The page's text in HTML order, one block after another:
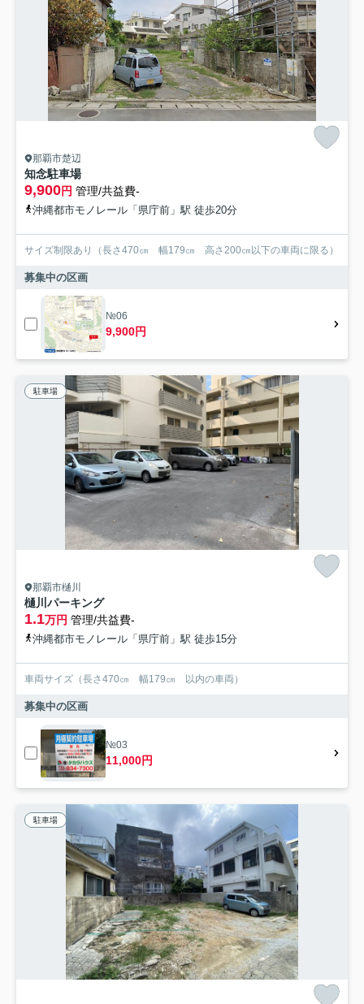
那覇市楚辺
知念駐車場
9,900円 管理/共益費-
沖縄都市モノレール「県庁前」駅 徒歩20分
サイズ制限あり（長さ470㎝ 幅179㎝ 高さ200㎝以下の車両に限る）
募集中の区画
№06
9,900円
駐車場
那覇市樋川
樋川パーキング
1.1万円 管理/共益費-
沖縄都市モノレール「県庁前」駅 徒歩15分
車両サイズ（長さ470㎝ 幅179㎝ 以内の車両）
募集中の区画
№03
11,000円
駐車場